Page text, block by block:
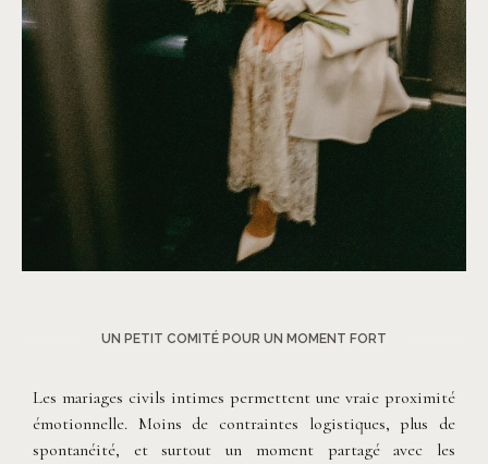
UN PETIT COMITÉ POUR UN MOMENT FORT
Les mariages civils intimes permettent une vraie proximité
émotionnelle. Moins de contraintes logistiques, plus de
spontanéité, et surtout un moment partagé avec les